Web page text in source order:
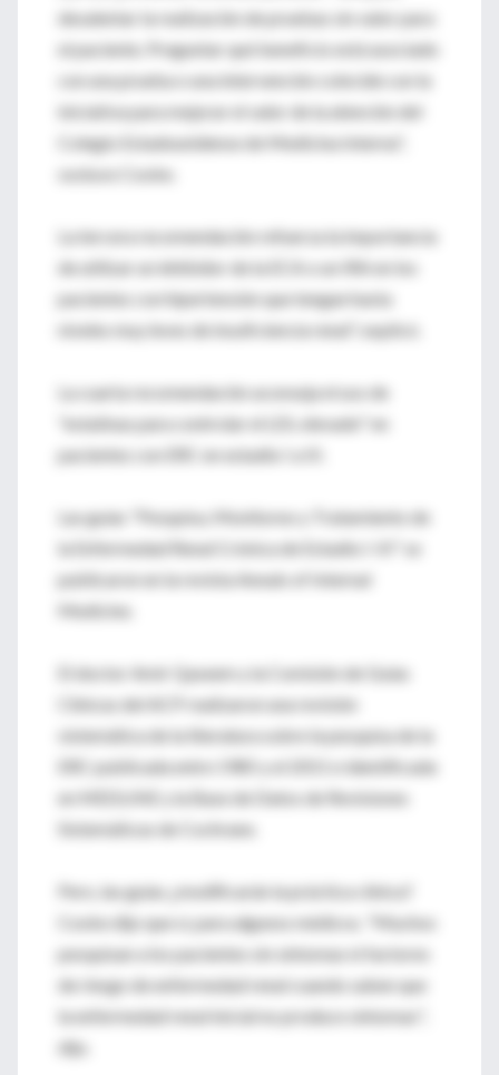
desalentar la realización de pruebas sin valor para
el paciente. Preguntar qué beneficio está asociado
con una prueba o una intervención coincide con la
iniciativa para mejorar el valor de la atención del
Colegio Estadounidense de Medicina Interna",
sostuvo Cooke.
La tercera recomendación refuerza la importancia
de utilizar un inhibidor de la ECA o un IRA en los
pacientes con hipertensión que tengan hasta
niveles muy leves de insuficiencia renal", explicó.
La cuarta recomendación aconseja el uso de
"estatinas para controlar el LDL elevado" en
pacientes con ERC en estadio I a III.
Las guías "Pesquisa, Monitoreo y Tratamiento de
la Enfermedad Renal Crónica de Estadio I-III" se
publicaron en la revista Annals of Internal
Medicine.
El doctor Amir Qaseem y la Comisión de Guías
Clínicas del ACP realizaron una revisión
sistemática de la literatura sobre la pesquisa de la
ERC publicada entre 1985 y el 2011 e identificada
en MEDLINE y la Base de Datos de Revisiones
Sistemáticas de Cochrane.
Pero, las guías ¿modificarán la práctica clínica?
Cooke dijo que sí, para algunos médicos. "Muchos
pesquisan a los pacientes sin síntomas ni factores
de riesgo de enfermedad renal cuando saben que
la enfermedad renal inicial no produce síntomas",
dijo.